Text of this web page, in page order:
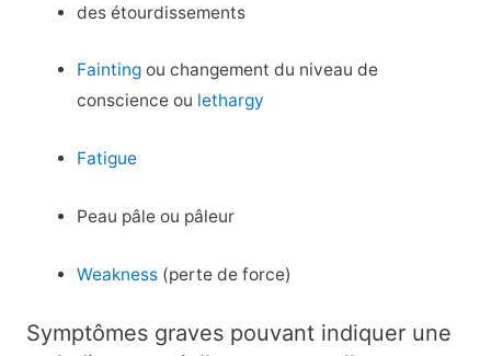
des étourdissements
Fainting ou changement du niveau de
conscience ou lethargy
Fatigue
Peau pâle ou pâleur
Weakness (perte de force)
Symptômes graves pouvant indiquer une